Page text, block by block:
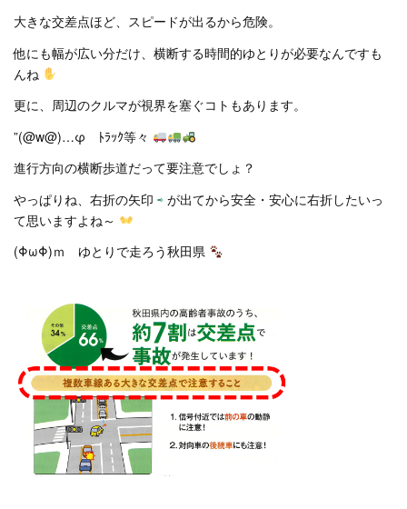
大きな交差点ほど、スピードが出るから危険。
他にも幅が広い分だけ、横断する時間的ゆとりが必要なんですも
んね
更に、周辺のクルマが視界を塞ぐコトもあります。
”(@w@)…φ ﾄﾗｯｸ等々
進行方向の横断歩道だって要注意でしょ？
やっぱりね、右折の矢印 ⇨ が出てから安全・安心に右折したいっ
て思いますよね～
(ΦωΦ)ｍ ゆとりで走ろう秋田県